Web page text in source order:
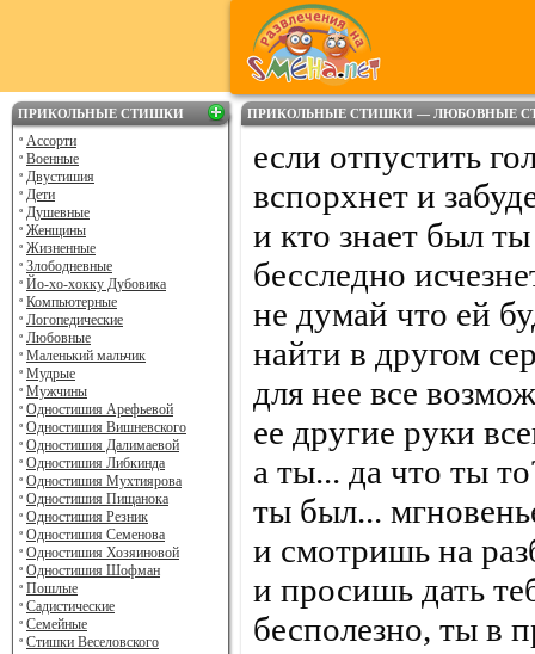
ПРИКОЛЬНЫЕ СТИШКИ
Ассорти
Военные
Двустишия
Дети
Душевные
Женщины
Жизненные
Злободневные
Йо-хо-хокку Дубовика
Компьютерные
Логопедические
Любовные
Маленький мальчик
Мудрые
Мужчины
Одностишия Арефьевой
Одностишия Вишневского
Одностишия Далимаевой
Одностишия Либкинда
Одностишия Мухтиярова
Одностишия Пищанока
Одностишия Резник
Одностишия Семенова
Одностишия Хозяиновой
Одностишия Шофман
Пошлые
Садистические
Семейные
Стишки Веселовского
ПРИКОЛЬНЫЕ СТИШКИ — ЛЮБОВНЫЕ
если отпустить
вспорхнет и
и кто знает был
бесследно
не думай что ей
найти в другом
для нее все
ее другие руки
а ты... да что ты
ты был...
и смотришь на
и просишь дать
бесполезно, ты в